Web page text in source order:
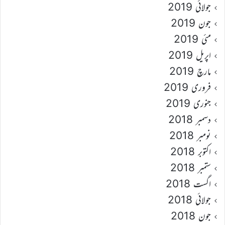
جولائی 2019
جون 2019
مئی 2019
اپریل 2019
مارچ 2019
فروری 2019
جنوری 2019
دسمبر 2018
نومبر 2018
اکتوبر 2018
ستمبر 2018
اگست 2018
جولائی 2018
جون 2018